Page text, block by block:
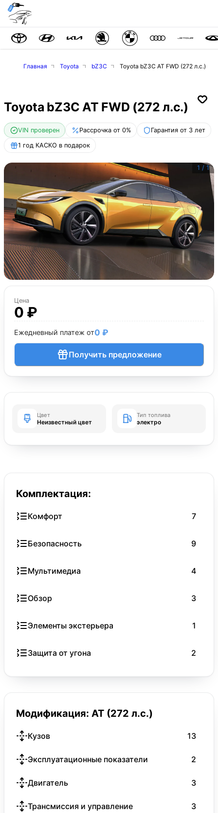
Главная Toyota bZ3C Toyota bZ3C AT FWD (272 л.с.)
Toyota bZ3C AT FWD (272 л.с.)
VIN проверен Рассрочка от 0% Гарантия от 3 лет
1 год КАСКО в подарок
1 / 1
Цена
0 ₽
Ежедневный платеж от0 ₽
Получить предложение
Цвет
Неизвестный цвет
Тип топлива
электро
Комплектация:
Комфорт 7
Безопасность 9
Мультимедиа 4
Обзор 3
Элементы экстерьера 1
Защита от угона 2
Модификация: AT (272 л.с.)
Кузов 13
Эксплуатационные показатели 2
Двигатель 3
Трансмиссия и управление 3